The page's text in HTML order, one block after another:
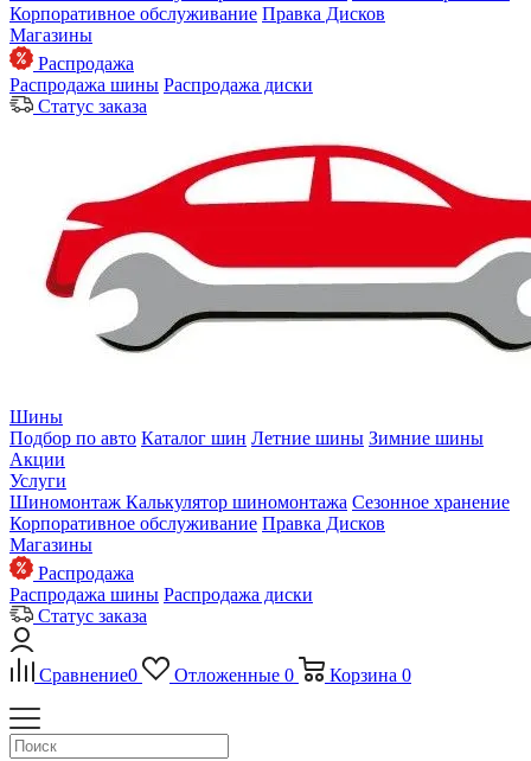
Корпоративное обслуживание Правка Дисков
Магазины
Распродажа
Распродажа шины Распродажа диски
Статус заказа
Шины
Подбор по авто Каталог шин Летние шины Зимние шины
Акции
Услуги
Шиномонтаж Калькулятор шиномонтажа Сезонное хранение
Корпоративное обслуживание Правка Дисков
Магазины
Распродажа
Распродажа шины Распродажа диски
Статус заказа
Сравнение0 Отложенные 0 Корзина 0